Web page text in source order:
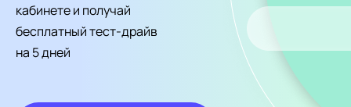
кабинете и получай
бесплатный тест-драйв
на 5 дней